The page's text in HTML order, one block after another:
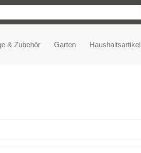
& Zubehör Garten Haushaltsartikel